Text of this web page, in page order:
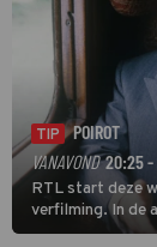
TIP
POIROT
VANAVOND 20:25 -
RTL start deze
verfilming. In de
speurder op